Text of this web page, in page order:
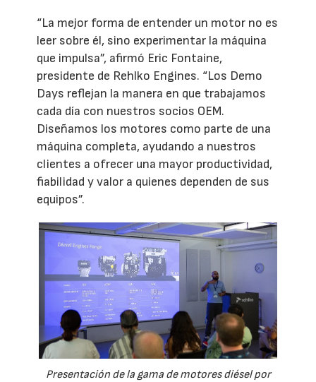
“La mejor forma de entender un motor no es
leer sobre él, sino experimentar la máquina
que impulsa”, afirmó Eric Fontaine,
presidente de Rehlko Engines. “Los Demo
Days reflejan la manera en que trabajamos
cada día con nuestros socios OEM.
Diseñamos los motores como parte de una
máquina completa, ayudando a nuestros
clientes a ofrecer una mayor productividad,
fiabilidad y valor a quienes dependen de sus
equipos”.
Presentación de la gama de motores diésel por